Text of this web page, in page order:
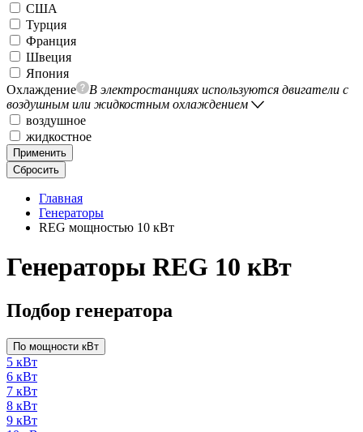
США
Турция
Франция
Швеция
Япония
Охлаждение
В электростанциях используются двигатели с
воздушным или жидкостным охлаждением
воздушное
жидкостное
Применить
Сбросить
Главная
Генераторы
REG мощностью 10 кВт
Генераторы REG 10 кВт
Подбор генератора
По мощности кВт
5 кВт
6 кВт
7 кВт
8 кВт
9 кВт